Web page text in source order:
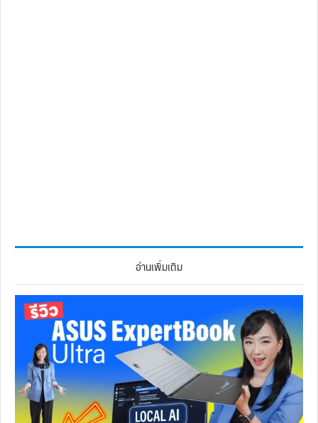
อ่านเพิ่มเติม